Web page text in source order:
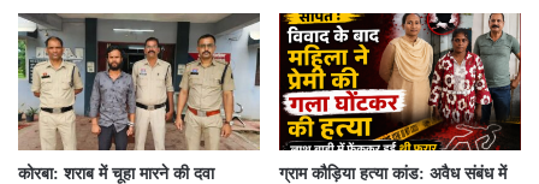
कोरबा: शराब में चूहा मारने की दवा
ग्राम कौड़िया हत्या कांड: अवैध संबंध में